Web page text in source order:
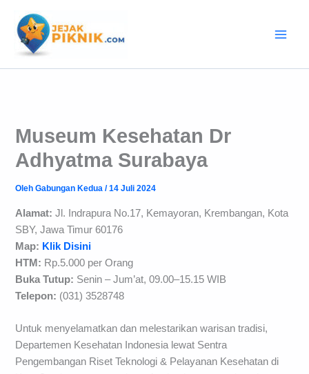
konten
Museum Kesehatan Dr
Adhyatma Surabaya
OlehGabungan Kedua/14 Juli 2024
Alamat:Jl. Indrapura No.17, Kemayoran, Krembangan, Kota
SBY, Jawa Timur 60176
Map: Klik Disini
HTM: Rp.5.000 per Orang
Buka Tutup: Senin – Jum’at, 09.00–15.15 WIB
Telepon: (031) 3528748
Untuk menyelamatkan dan melestarikan warisan tradisi,
Departemen Kesehatan Indonesia lewat Sentra
Pengembangan Riset Teknologi & Pelayanan Kesehatan di